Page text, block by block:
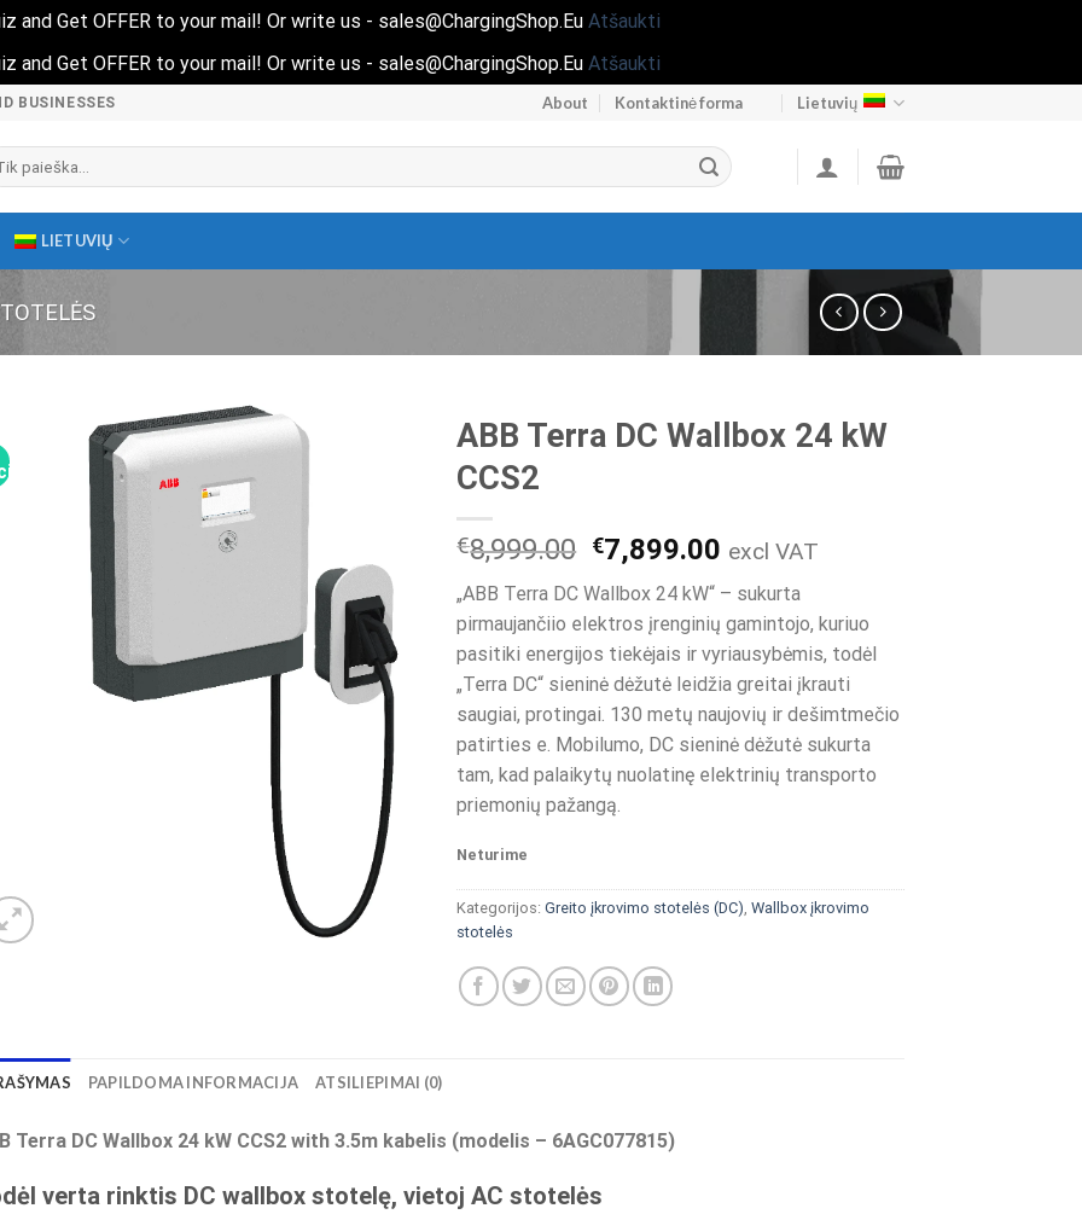
and Get OFFER to your mail! Or write us - sales@ChargingShop.Eu Atšaukti
and Get OFFER to your mail! Or write us - sales@ChargingShop.Eu Atšaukti
BUSINESSES About Kontaktinė forma Lietuvių
LIETUVIŲ
ABB Terra DC Wallbox 24 kW
CCS2
€8,999.00 Original
price
was:
€8,999.00.
€7,899.00 Current
price
is:
€7,899.00.
excl VAT
„ABB Terra DC Wallbox 24 kW“ – sukurta
pirmaujančiio elektros įrenginių gamintojo, kuriuo
pasitiki energijos tiekėjais ir vyriausybėmis, todėl
„Terra DC“ sieninė dėžutė leidžia greitai įkrauti
saugiai, protingai. 130 metų naujovių ir dešimtmečio
patirties e. Mobilumo, DC sieninė dėžutė sukurta
tam, kad palaikytų nuolatinę elektrinių transporto
priemonių pažangą.
Neturime
Kategorijos:Greito įkrovimo stotelės (DC),Wallbox įkrovimo
stotelės
PAPILDOMA INFORMACIJA ATSILIEPIMAI (0)
Terra DC Wallbox 24 kW CCS2 with 3.5m kabelis (modelis – 6AGC077815)
verta rinktis DC wallbox stotelę, vietoj AC stotelės